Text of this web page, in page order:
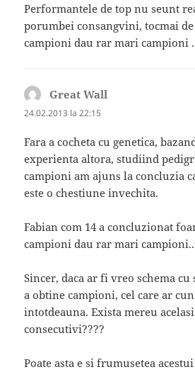
Performantele de top nu seunt
porumbei consangvini, tocmai
campioni dau rar mari campioni .
Great Wall
24.02.2013 la 22:15
Fara a cocheta cu genetica,
experienta altora, studiind
campioni am ajuns la concluzia
este o chestiune invechita.
Fabian com 14 a concluzionat
campioni dau rar mari
Sincer, daca ar fi vreo schema cu
a obtine campioni, cel care ar
intotdeauna. Exista mereu
consecutivi????
Poate asta e si frumusetea